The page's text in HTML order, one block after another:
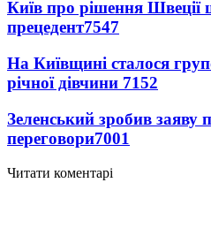
Київ про рішення Швеції
прецедент7547
На Київщині сталося
річної дівчини 7152
Зеленський зробив заяву
переговори7001
Читати коментарі